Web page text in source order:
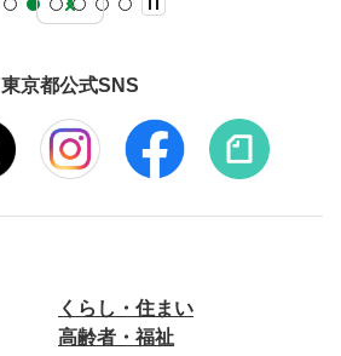
東京都公式SNS
くらし・住まい
高齢者・福祉